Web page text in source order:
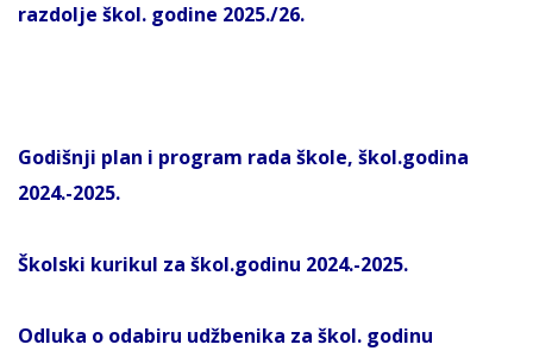
razdolje škol. godine 2025./26.
Godišnji plan i program rada škole, škol.godina
2024.-2025.
Školski kurikul za škol.godinu 2024.-2025.
Odluka o odabiru udžbenika za škol. godinu